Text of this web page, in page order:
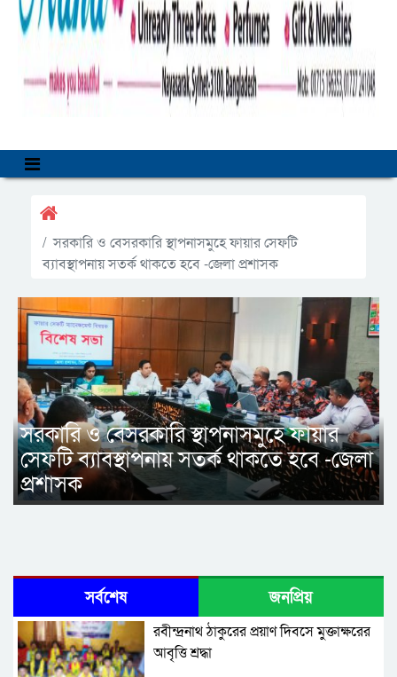
সরকারি ও বেসরকারি স্থাপনাসমুহে ফায়ার সেফটি
ব্যাবস্থাপনায় সতর্ক থাকতে হবে -জেলা প্রশাসক
সরকারি ও বেসরকারি স্থাপনাসমুহে ফায়ার
সেফটি ব্যাবস্থাপনায় সতর্ক থাকতে হবে -জেলা
প্রশাসক
সর্বশেষ জনপ্রিয়
রবীন্দ্রনাথ ঠাকুরের প্রয়াণ দিবসে মুক্তাক্ষরের
আবৃত্তি শ্রদ্ধা